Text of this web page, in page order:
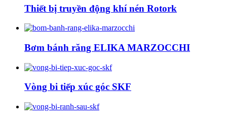
Thiết bị truyền động khí nén Rotork
Bơm bánh răng ELIKA MARZOCCHI
Vòng bi tiếp xúc góc SKF